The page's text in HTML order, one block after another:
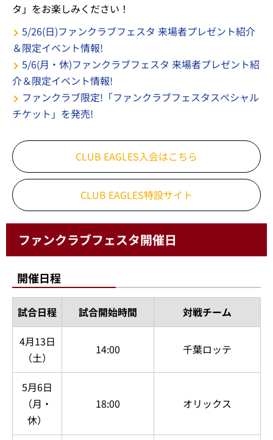
タ」をお楽しみください！
5/26(日)ファンクラブフェスタ 来場者プレゼント紹介
＆限定イベント情報!
5/6(月・休)ファンクラブフェスタ 来場者プレゼント紹
介＆限定イベント情報!
ファンクラブ限定!「ファンクラブフェスタスペシャル
チケット」を発売!
CLUB EAGLES入会はこちら
CLUB EAGLES特設サイト
ファンクラブフェスタ開催日
開催日程
試合日程 試合開始時間
対戦チーム
4月13日
（土）
14:00 千葉ロッテ
5月6日
（月・
休）
18:00 オリックス